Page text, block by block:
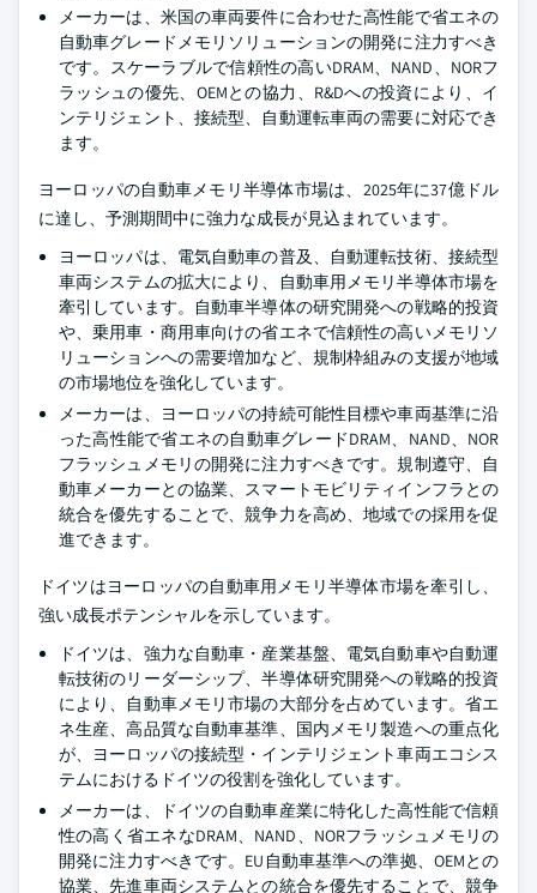
メーカーは、米国の車両要件に合わせた高性能で省エネの
自動車グレードメモリソリューションの開発に注力すべき
です。スケーラブルで信頼性の高いDRAM、NAND、NORフ
ラッシュの優先、OEMとの協力、R&Dへの投資により、イ
ンテリジェント、接続型、自動運転車両の需要に対応でき
ます。
ヨーロッパの自動車メモリ半導体市場は、2025年に37億ドル
に達し、予測期間中に強力な成長が見込まれています。
ヨーロッパは、電気自動車の普及、自動運転技術、接続型
車両システムの拡大により、自動車用メモリ半導体市場を
牽引しています。自動車半導体の研究開発への戦略的投資
や、乗用車・商用車向けの省エネで信頼性の高いメモリソ
リューションへの需要増加など、規制枠組みの支援が地域
の市場地位を強化しています。
メーカーは、ヨーロッパの持続可能性目標や車両基準に沿
った高性能で省エネの自動車グレードDRAM、NAND、NOR
フラッシュメモリの開発に注力すべきです。規制遵守、自
動車メーカーとの協業、スマートモビリティインフラとの
統合を優先することで、競争力を高め、地域での採用を促
進できます。
ドイツはヨーロッパの自動車用メモリ半導体市場を牽引し、
強い成長ポテンシャルを示しています。
ドイツは、強力な自動車・産業基盤、電気自動車や自動運
転技術のリーダーシップ、半導体研究開発への戦略的投資
により、自動車メモリ市場の大部分を占めています。省エ
ネ生産、高品質な自動車基準、国内メモリ製造への重点化
が、ヨーロッパの接続型・インテリジェント車両エコシス
テムにおけるドイツの役割を強化しています。
メーカーは、ドイツの自動車産業に特化した高性能で信頼
性の高く省エネなDRAM、NAND、NORフラッシュメモリの
開発に注力すべきです。EU自動車基準への準拠、OEMとの
協業、先進車両システムとの統合を優先することで、競争